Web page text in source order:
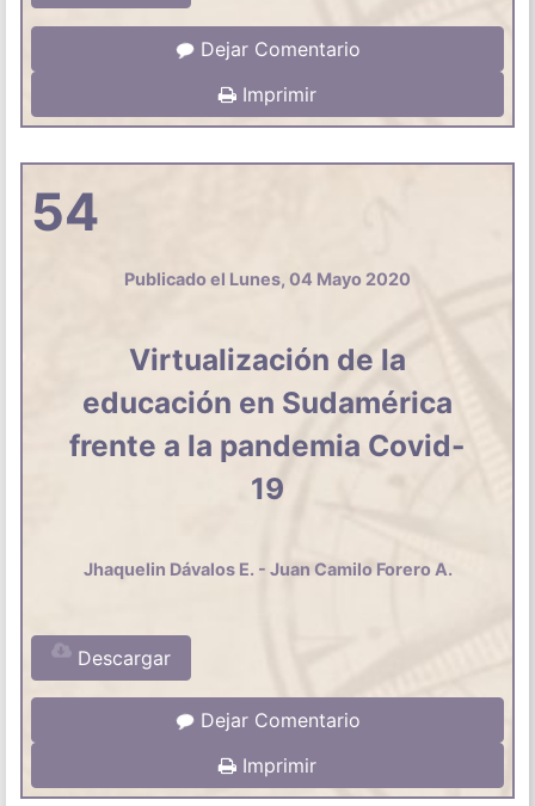
Dejar Comentario
Imprimir
54
Publicado el Lunes, 04 Mayo 2020
Virtualización de la
educación en Sudamérica
frente a la pandemia Covid-
19
Jhaquelin Dávalos E. - Juan Camilo Forero A.
Descargar
Dejar Comentario
Imprimir